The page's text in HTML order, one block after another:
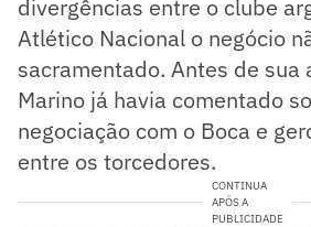
divergências entre o clube
Atlético Nacional o negócio
sacramentado. Antes de sua
Marino já havia comentado
negociação com o Boca e
entre os torcedores.
CONTINUA
APÓS A
PUBLICIDADE